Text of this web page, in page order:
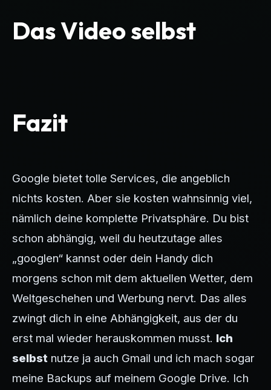
Das Video selbst
Fazit
Google bietet tolle Services, die angeblich
nichts kosten. Aber sie kosten wahnsinnig viel,
nämlich deine komplette Privatsphäre. Du bist
schon abhängig, weil du heutzutage alles
„googlen“ kannst oder dein Handy dich
morgens schon mit dem aktuellen Wetter, dem
Weltgeschehen und Werbung nervt. Das alles
zwingt dich in eine Abhängigkeit, aus der du
erst mal wieder herauskommen musst. Ich
selbst nutze ja auch Gmail und ich mach sogar
meine Backups auf meinem Google Drive. Ich